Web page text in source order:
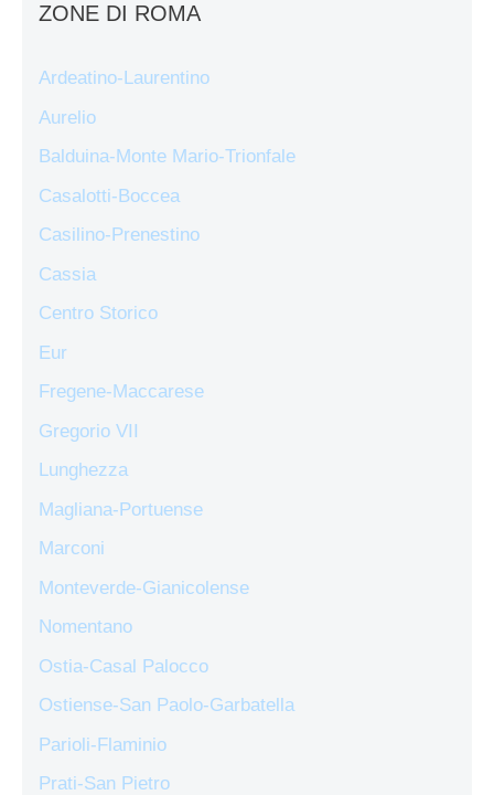
ZONE DI ROMA
Ardeatino-Laurentino
Aurelio
Balduina-Monte Mario-Trionfale
Casalotti-Boccea
Casilino-Prenestino
Cassia
Centro Storico
Eur
Fregene-Maccarese
Gregorio VII
Lunghezza
Magliana-Portuense
Marconi
Monteverde-Gianicolense
Nomentano
Ostia-Casal Palocco
Ostiense-San Paolo-Garbatella
Parioli-Flaminio
Prati-San Pietro